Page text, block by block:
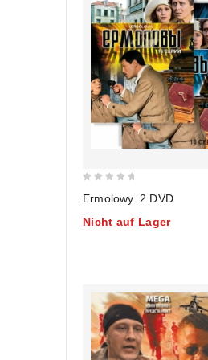
of
Ermolowy. 2 DVD
Nicht auf Lager